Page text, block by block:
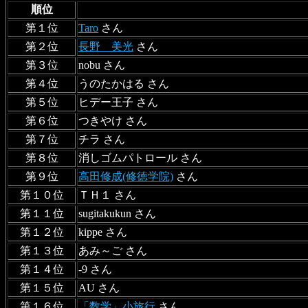
順位
第１位
Taro さん
第２位
長野 美光 さん
第３位
nobu さん
第４位
うのたかはる さん
第５位
ヒデー王子 さん
第６位
つきやけ さん
第７位
チラ さん
第８位
消しゴムパトロール さん
第９位
高田修成(修徳学院) さん
第１０位
ＴＨ１ さん
第１１位
sugitakukun さん
第１２位
kippe さん
第１３位
あみ～ご さん
第１４位
-9 さん
第１５位
AU さん